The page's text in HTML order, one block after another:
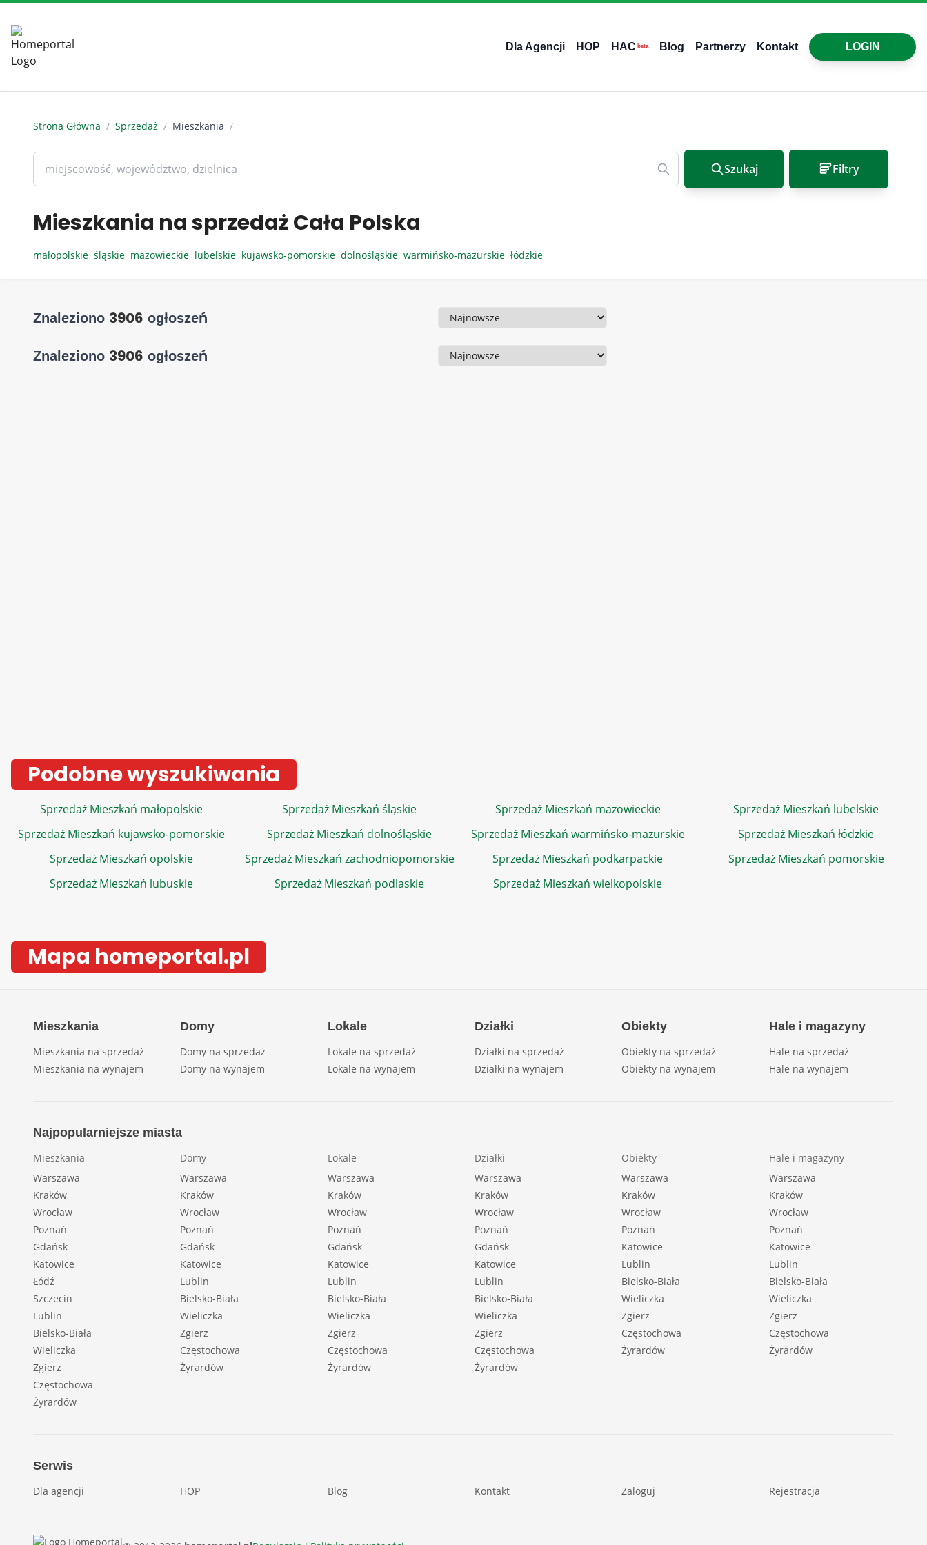
Dla Agencji HOP HAC beta Blog Partnerzy Kontakt LOGIN
Strona Główna / Sprzedaż / Mieszkania /
Szukaj Filtry
Mieszkania na sprzedaż Cała Polska
małopolskie śląskie mazowieckie lubelskie kujawsko-pomorskie dolnośląskie warmińsko-mazurskie łódzkie
Znaleziono 3906 ogłoszeń Sortowanie
Znaleziono 3906 ogłoszeń Sortowanie
Podobne wyszukiwania
Sprzedaż Mieszkań małopolskie Sprzedaż Mieszkań śląskie Sprzedaż Mieszkań mazowieckie
Sprzedaż Mieszkań lubelskie
Sprzedaż Mieszkań kujawsko-pomorskie
Sprzedaż Mieszkań dolnośląskie Sprzedaż Mieszkań warmińsko-mazurskie
Sprzedaż Mieszkań łódzkie
Sprzedaż Mieszkań opolskie
Sprzedaż Mieszkań zachodniopomorskie Sprzedaż Mieszkań podkarpackie
Sprzedaż Mieszkań pomorskie
Sprzedaż Mieszkań lubuskie
Sprzedaż Mieszkań podlaskie Sprzedaż Mieszkań wielkopolskie
Mapa homeportal.pl
Mieszkania
Mieszkania na sprzedaż
Mieszkania na wynajem
Domy
Domy na sprzedaż
Domy na wynajem
Lokale
Lokale na sprzedaż
Lokale na wynajem
Działki
Działki na sprzedaż
Działki na wynajem
Obiekty
Obiekty na sprzedaż
Obiekty na wynajem
Hale i magazyny
Hale na sprzedaż
Hale na wynajem
Najpopularniejsze miasta
Mieszkania
Warszawa
Kraków
Wrocław
Poznań
Gdańsk
Katowice
Łódź
Szczecin
Lublin
Bielsko-Biała
Wieliczka
Zgierz
Częstochowa
Żyrardów
Domy
Warszawa
Kraków
Wrocław
Poznań
Gdańsk
Katowice
Lublin
Bielsko-Biała
Wieliczka
Zgierz
Częstochowa
Żyrardów
Lokale
Warszawa
Kraków
Wrocław
Poznań
Gdańsk
Katowice
Lublin
Bielsko-Biała
Wieliczka
Zgierz
Częstochowa
Żyrardów
Działki
Warszawa
Kraków
Wrocław
Poznań
Gdańsk
Katowice
Lublin
Bielsko-Biała
Wieliczka
Zgierz
Częstochowa
Żyrardów
Obiekty
Warszawa
Kraków
Wrocław
Poznań
Katowice
Lublin
Bielsko-Biała
Wieliczka
Zgierz
Częstochowa
Żyrardów
Hale i magazyny
Warszawa
Kraków
Wrocław
Poznań
Katowice
Lublin
Bielsko-Biała
Wieliczka
Zgierz
Częstochowa
Żyrardów
Serwis
Dla agencji HOP Blog Kontakt Zaloguj Rejestracja